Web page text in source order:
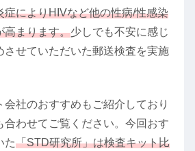
症によりHIVなど他の性病/性感染
高まります。少しでも不安に感じ
させていただいた郵送検査を実施
会社のおすすめもご紹介しており
合わせてご覧ください。今回おす
た「STD研究所」は検査キット比